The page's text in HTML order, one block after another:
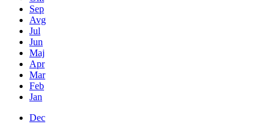
Sep
Avg
Jul
Jun
Maj
Apr
Mar
Feb
Jan
Dec